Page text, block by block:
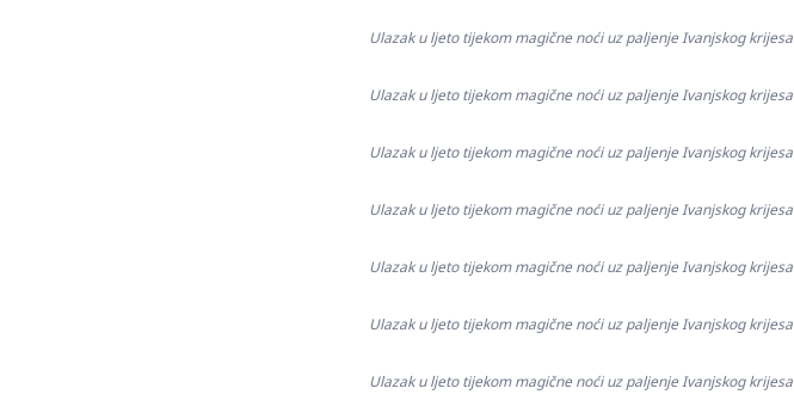
Ulazak u ljeto tijekom magične noći uz paljenje Ivanjskog krijesa
Ulazak u ljeto tijekom magične noći uz paljenje Ivanjskog krijesa
Ulazak u ljeto tijekom magične noći uz paljenje Ivanjskog krijesa
Ulazak u ljeto tijekom magične noći uz paljenje Ivanjskog krijesa
Ulazak u ljeto tijekom magične noći uz paljenje Ivanjskog krijesa
Ulazak u ljeto tijekom magične noći uz paljenje Ivanjskog krijesa
Ulazak u ljeto tijekom magične noći uz paljenje Ivanjskog krijesa